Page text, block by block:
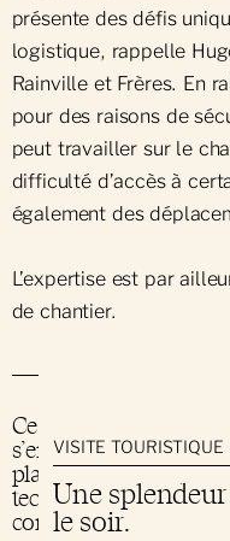
présente des défis
logistique, rappelle
Rainville et Frères. En
pour des raisons de
peut travailler sur le
difficulté d’accès à
également des
L’expertise est par
de chantier.
Ce qu’on fait ici, ce
s’enseigne. Il y a
place. Ceux avec
technique aux plus
comme on dit !
VISITE TOURISTIQUE
Une
le soir.